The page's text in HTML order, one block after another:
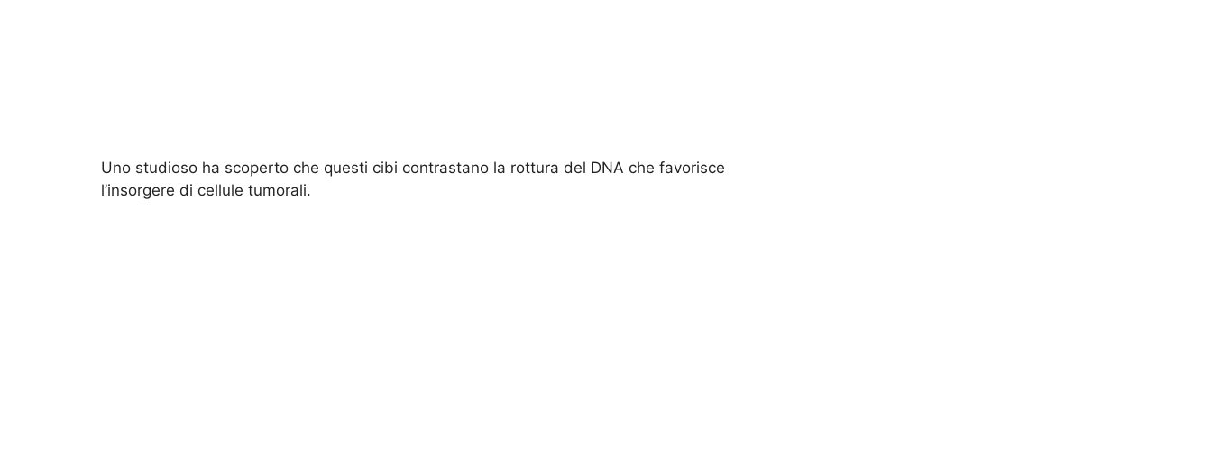
Uno studioso ha scoperto che questi cibi contrastano la rottura del DNA che favorisce
l’insorgere di cellule tumorali.